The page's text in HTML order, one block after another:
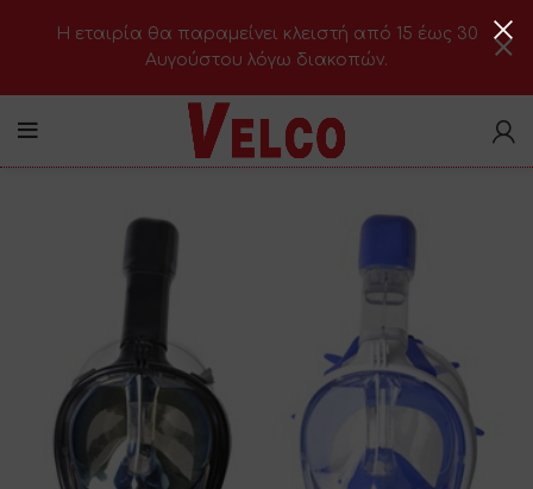
H εταιρία θα παραμείνει κλειστή από 15 έως 30
Αυγούστου λόγω διακοπών.